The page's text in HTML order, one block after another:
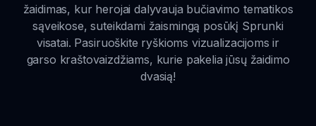
žaidimas, kur herojai dalyvauja bučiavimo tematikos
sąveikose, suteikdami žaismingą posūkį Sprunki
visatai. Pasiruoškite ryškioms vizualizacijoms ir
garso kraštovaizdžiams, kurie pakelia jūsų žaidimo
dvasią!